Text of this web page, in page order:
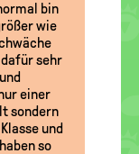
bin
wie
sehr
einer
sondern
und
so